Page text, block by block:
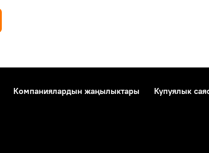
Компаниялардын жаңылыктары
Купуялык